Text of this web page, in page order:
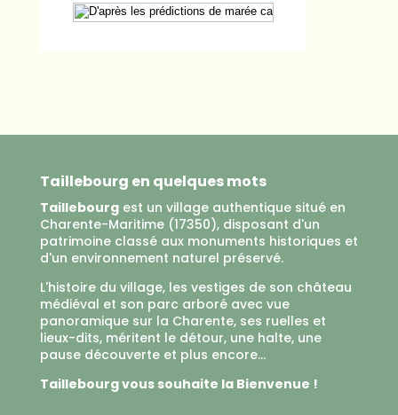
Taillebourg en quelques mots
Taillebourgest un village authentique situé en
Charente-Maritime (17350), disposant d'un
patrimoine classé aux monuments historiques et
d'un environnement naturel préservé.
L'histoire du village, les vestiges de son château
médiéval et son parc arboré avec vue
panoramique sur la Charente, ses ruelles et
lieux-dits, méritent le détour, une halte, une
pause découverte et plus encore...
Taillebourg vous souhaite la Bienvenue !